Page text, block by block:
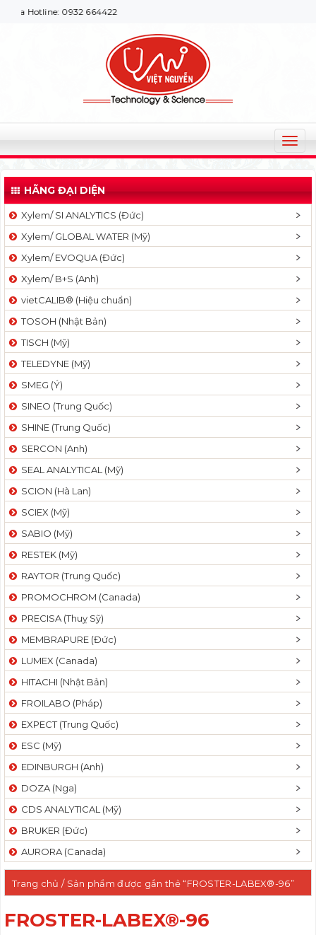
Hotline: 0932 664422
T
o
g
l
v
a
t
n
HÃNG ĐẠI DIỆN
Xylem/ SI ANALYTICS (Đức)
Xylem/ GLOBAL WATER (Mỹ)
Xylem/ EVOQUA (Đức)
Xylem/ B+S (Anh)
vietCALIB® (Hiệu chuẩn)
TOSOH (Nhật Bản)
TISCH (Mỹ)
TELEDYNE (Mỹ)
SMEG (Ý)
SINEO (Trung Quốc)
SHINE (Trung Quốc)
SERCON (Anh)
SEAL ANALYTICAL (Mỹ)
SCION (Hà Lan)
SCIEX (Mỹ)
SABIO (Mỹ)
RESTEK (Mỹ)
RAYTOR (Trung Quốc)
PROMOCHROM (Canada)
PRECISA (Thuỵ Sỹ)
MEMBRAPURE (Đức)
LUMEX (Canada)
HITACHI (Nhật Bản)
FROILABO (Pháp)
EXPECT (Trung Quốc)
ESC (Mỹ)
EDINBURGH (Anh)
DOZA (Nga)
CDS ANALYTICAL (Mỹ)
BRUKER (Đức)
AURORA (Canada)
Trang chủ / Sản phẩm được gắn thẻ “FROSTER-LABEX®-96”
FROSTER-LABEX®-96